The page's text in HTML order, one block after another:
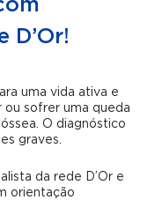
D’Or!
uma vida ativa e
sofrer uma queda
O diagnóstico
graves.
da rede D’Or e
orientação